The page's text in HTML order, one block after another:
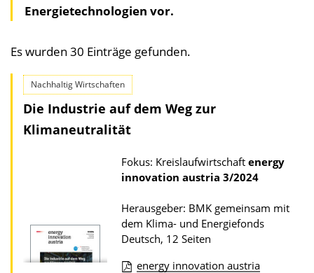
Energietechnologien vor.
Es wurden 30 Einträge gefunden.
Nachhaltig Wirtschaften
Die Industrie auf dem Weg zur
Klimaneutralität
Fokus: Kreislaufwirtschaft energy
innovation austria 3/2024
Herausgeber: BMK gemeinsam mit
dem Klima- und Energiefonds
Deutsch, 12 Seiten
energy innovation austria